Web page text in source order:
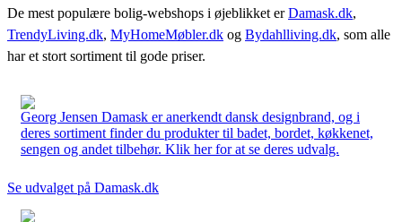
De mest populære bolig-webshops i øjeblikket erDamask.dk,
TrendyLiving.dk, MyHomeMøbler.dk og Bydahlliving.dk, som alle
har et stort sortiment til gode priser.
Georg Jensen Damask er anerkendt dansk designbrand, og i
deres sortiment finder du produkter til badet, bordet, køkkenet,
sengen og andet tilbehør. Klik her for at se deres udvalg.
Se udvalget på Damask.dk